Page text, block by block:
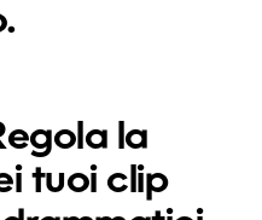
la
tuoi clip